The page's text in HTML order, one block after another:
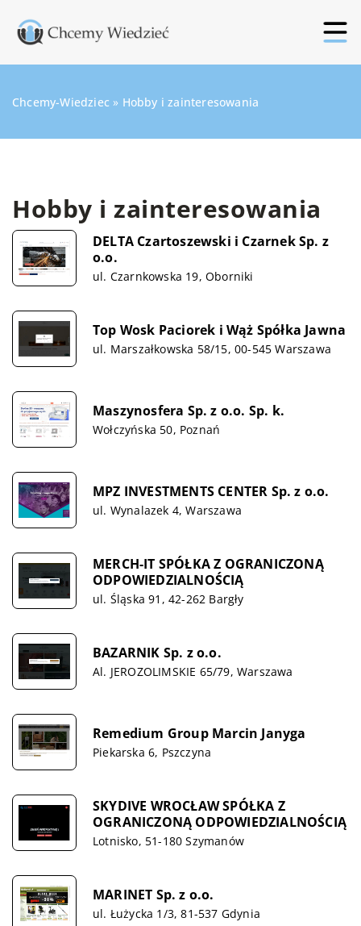
Chcemy-Wiedziec » Hobby i zainteresowania
Hobby i zainteresowania
DELTA Czartoszewski i Czarnek Sp. z
o.o.
ul. Czarnkowska 19, Oborniki
Top Wosk Paciorek i Wąż Spółka Jawna
ul. Marszałkowska 58/15, 00-545 Warszawa
Maszynosfera Sp. z o.o. Sp. k.
Wołczyńska 50, Poznań
MPZ INVESTMENTS CENTER Sp. z o.o.
ul. Wynalazek 4, Warszawa
MERCH-IT SPÓŁKA Z OGRANICZONĄ
ODPOWIEDZIALNOŚCIĄ
ul. Śląska 91, 42-262 Bargły
BAZARNIK Sp. z o.o.
Al. JEROZOLIMSKIE 65/79, Warszawa
Remedium Group Marcin Janyga
Piekarska 6, Pszczyna
SKYDIVE WROCŁAW SPÓŁKA Z
OGRANICZONĄ ODPOWIEDZIALNOŚCIĄ
Lotnisko, 51-180 Szymanów
MARINET Sp. z o.o.
ul. Łużycka 1/3, 81-537 Gdynia